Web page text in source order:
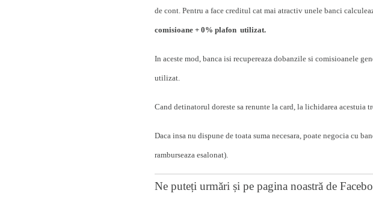
de cont. Pentru a face creditul cat mai atractiv unele banci
comisioane + 0% plafon utilizat.
In aceste mod, banca isi recupereaza dobanzile si comisioanele
utilizat.
Cand detinatorul doreste sa renunte la card, la lichidarea acestuia
Daca insa nu dispune de toata suma necesara, poate negocia cu
ramburseaza esalonat).
Ne puteți urmări și pe pagina noastră de